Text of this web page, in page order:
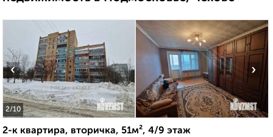
2/10
‹ ›
2-к квартира, вторичка, 51м², 4/9 этаж